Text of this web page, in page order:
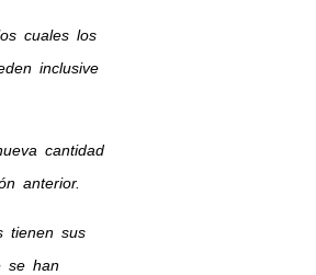
cuales los
inclusive
cantidad
anterior.
tienen sus
se han